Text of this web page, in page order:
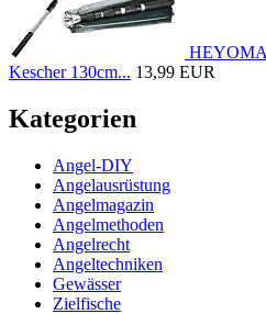
Kescher 130cm... 13,99 EUR
Kategorien
Angel-DIY
Angelausrüstung
Angelmagazin
Angelmethoden
Angelrecht
Angeltechniken
Gewässer
Zielfische